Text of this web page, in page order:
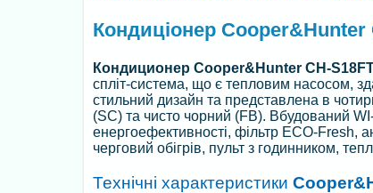
Кондиціонер Cooper&Hunter
Кондиционер Cooper&Hunter CH-
спліт-система, що є тепловим насосом,
стильний дизайн та представлена в
(SC) та чисто чорний (FB). Вбудований
енергоефективності, фільтр ECO-Fresh,
черговий обігрів, пульт з годинником,
Технічні характеристики